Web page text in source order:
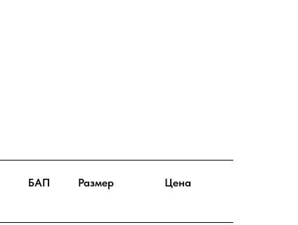
БАП Размер Цена